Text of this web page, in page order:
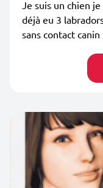
Je suis un chien
déjà eu 3
sans contact canin